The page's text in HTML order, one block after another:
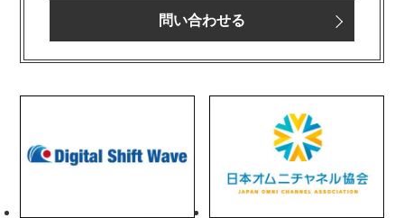
問い合わせる